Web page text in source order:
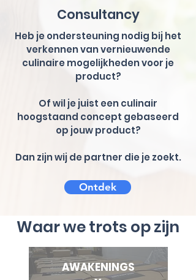
Consultancy
Heb je ondersteuning nodig bij het
verkennen van vernieuwende
culinaire mogelijkheden voor je
product?
Of wil je juist een culinair
hoogstaand concept gebaseerd
op jouw product?
Dan zijn wij de partner die je zoekt.
Ontdek
Waar we trots op zijn
AWAKENINGS